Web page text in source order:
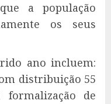
a população
os seus
ano incluem:
distribuição 55
formalização de